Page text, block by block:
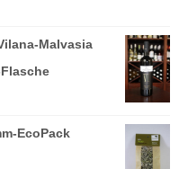
Malvasia
EcoPack